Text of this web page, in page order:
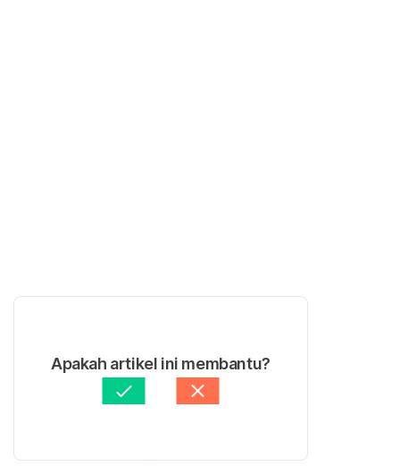
Apakah artikel ini membantu?